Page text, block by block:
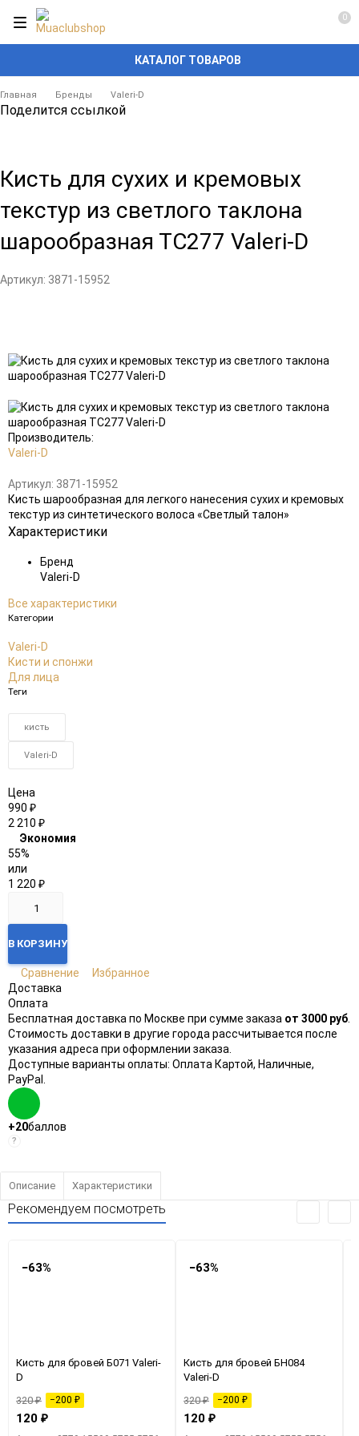
КАТАЛОГ ТОВАРОВ
0
Главная Бренды Valeri-D
Поделится ссылкой
Кисть для сухих и кремовых
текстур из светлого таклона
шарообразная ТС277 Valeri-D
Артикул: 3871-15952
в
избранное
к
сравнению
Производитель:
Valeri-D
Артикул: 3871-15952
Кисть шарообразная для легкого нанесения сухих и кремовых
текстур из синтетического волоса «Светлый талон»
Характеристики
Бренд
Valeri-D
Все характеристики
Категории
Valeri-D
Кисти и спонжи
Для лица
Теги
кисть
Valeri-D
Цена
990 ₽
2 210 ₽
Экономия
55%
или
1 220 ₽
В КОРЗИНУ
Сравнение
Избранное
Доставка
Оплата
Бесплатная доставка по Москве при сумме заказа от 3000 руб.
Стоимость доставки в другие города рассчитывается после
указания адреса при оформлении заказа.
Доступные варианты оплаты: Оплата Картой, Наличные,
PayPal.
+20баллов
?
Описание Характеристики
Рекомендуем посмотреть
−63%
Кисть для бровей Б071 Valeri-
D
320₽ −200 ₽
120 ₽
−63%
Кисть для бровей БН084
Valeri-D
320₽ −200 ₽
120 ₽